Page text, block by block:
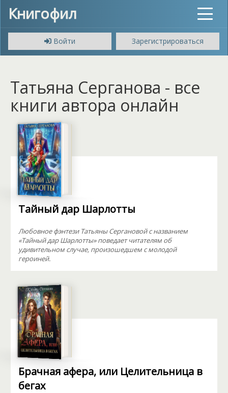
Книгофил
Toggle
Войти
Зарегистрироваться
Татьяна Серганова - все
книги автора онлайн
Тайный дар Шарлотты
Любовное фэнтези Татьяны Сергановой с названием
«Тайный дар Шарлотты» поведает читателям об
удивительном случае, произошедшем с молодой
героиней.
Брачная афера, или Целительница в
бегах